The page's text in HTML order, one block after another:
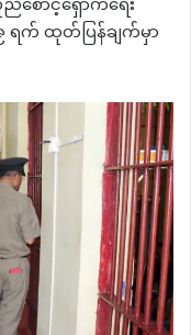
ရက် ထုတ်ပြန်ချက်မှာ